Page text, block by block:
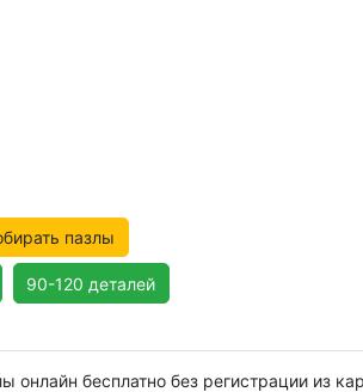
пазлы
90-120 деталей
бесплатно без регистрации из